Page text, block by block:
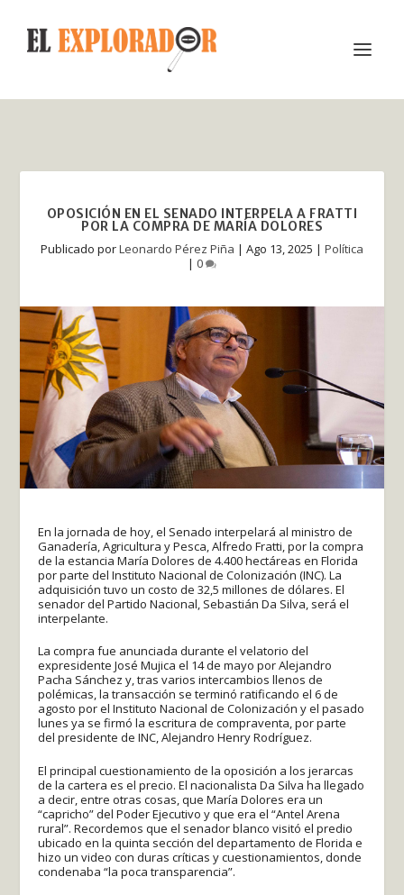
OPOSICIÓN EN EL SENADO INTERPELA A FRATTI
POR LA COMPRA DE MARÍA DOLORES
Publicado porLeonardo Pérez Piña | Ago 13, 2025 | Política
| 0
En la jornada de hoy, el Senado interpelará al ministro de
Ganadería, Agricultura y Pesca, Alfredo Fratti, por la compra
de la estancia María Dolores de 4.400 hectáreas en Florida
por parte del Instituto Nacional de Colonización (INC). La
adquisición tuvo un costo de 32,5 millones de dólares. El
senador del Partido Nacional, Sebastián Da Silva, será el
interpelante.
La compra fue anunciada durante el velatorio del
expresidente José Mujica el 14 de mayo por Alejandro
Pacha Sánchez y, tras varios intercambios llenos de
polémicas, la transacción se terminó ratificando el 6 de
agosto por el Instituto Nacional de Colonización y el pasado
lunes ya se firmó la escritura de compraventa, por parte
del presidente de INC, Alejandro Henry Rodríguez.
El principal cuestionamiento de la oposición a los jerarcas
de la cartera es el precio. El nacionalista Da Silva ha llegado
a decir, entre otras cosas, que María Dolores era un
“capricho” del Poder Ejecutivo y que era el “Antel Arena
rural”. Recordemos que el senador blanco visitó el predio
ubicado en la quinta sección del departamento de Florida e
hizo un video con duras críticas y cuestionamientos, donde
condenaba “la poca transparencia”.